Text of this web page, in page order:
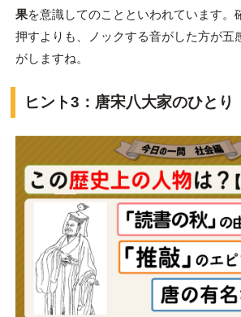
果を意識してのことといわれています。
押すよりも、ノックする音がした方が五
がしますね。
ヒント3：唐宋八大家のひとり